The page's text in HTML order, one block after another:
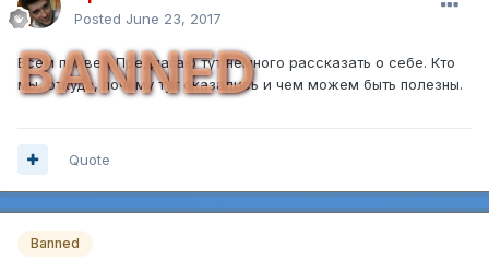
Posted June 23, 2017
BANNED
Всем привет! Предлагаю тут немного рассказать о себе. Кто
мы, откуда, почему тут оказались и чем можем быть полезны.
Quote
Banned